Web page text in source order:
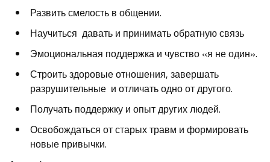
Развить смелость в общении.
Научиться давать и принимать обратную связь
Эмоциональная поддержка и чувство «я не один».
Строить здоровые отношения, завершать
разрушительные и отличать одно от другого.
Получать поддержку и опыт других людей.
Освобождаться от старых травм и формировать
новые привычки.